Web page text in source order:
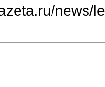
news/